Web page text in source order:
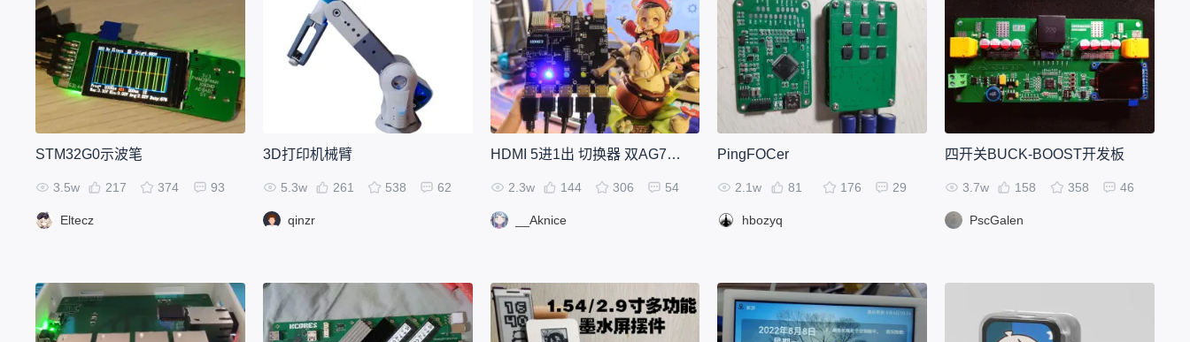
STM32G0示波笔
3.5w 217 374 93
Eltecz
3D打印机械臂
5.3w 261 538 62
qinzr
HDMI 5进1出 切换器 双AG7111+ESP32
2.3w 144 306 54
__Aknice
PingFOCer
2.1w 81 176 29
hbozyq
四开关BUCK-BOOST开发板
3.7w 158 358 46
PscGalen